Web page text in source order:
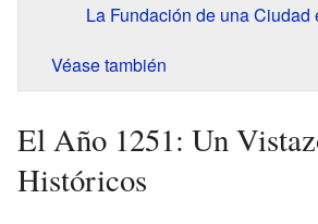
La Fundación de una Ciudad
Véase también
El Año 1251: Un
Históricos